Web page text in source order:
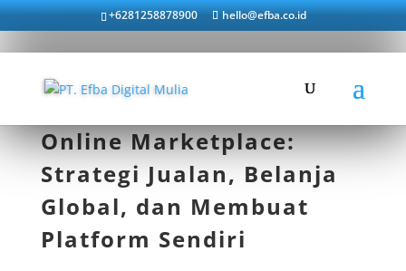
+6281258878900 hello@efba.co.id
Online Marketplace:
Strategi Jualan, Belanja
Global, dan Membuat
Platform Sendiri